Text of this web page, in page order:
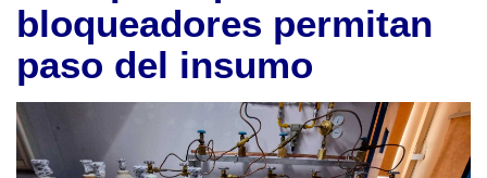
bloqueadores permitan
paso del insumo